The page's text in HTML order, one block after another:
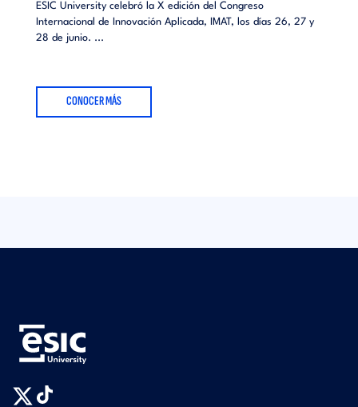
ESIC University celebró la X edición del Congreso
Internacional de Innovación Aplicada, IMAT, los días 26, 27 y
28 de junio. ...
CONOCER MÁS